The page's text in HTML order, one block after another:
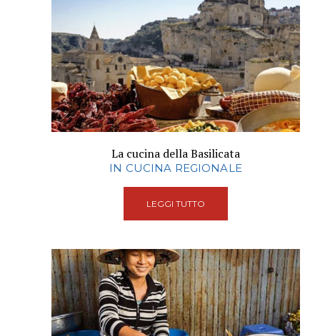
La cucina della Basilicata
IN CUCINA REGIONALE
LEGGI TUTTO